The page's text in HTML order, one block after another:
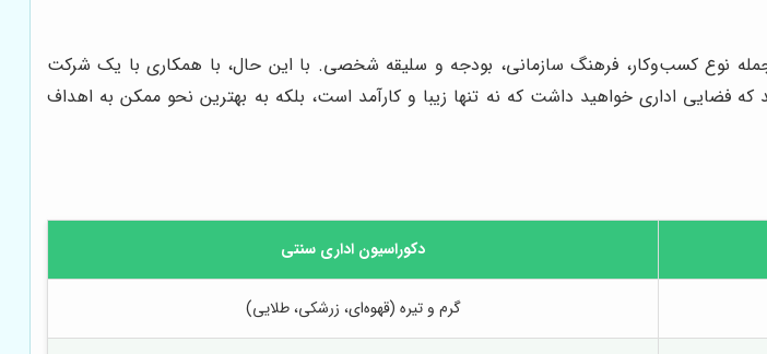
نوع کسب‌وکار، فرهنگ سازمانی، بودجه و سلیقه شخصی. با این حال، با همکاری با یک شرکت
که فضایی اداری خواهید داشت که نه تنها زیبا و کارآمد است، بلکه به بهترین نحو ممکن به اهداف
دکوراسیون اداری سنتی
گرم و تیره (قهوه‌ای، زرشکی، طلایی)